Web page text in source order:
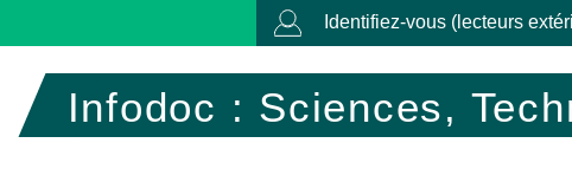
Identifiez-vous (lecteurs
Infodoc : Sciences,